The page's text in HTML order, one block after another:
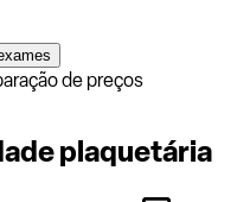
de preços
plaquetária